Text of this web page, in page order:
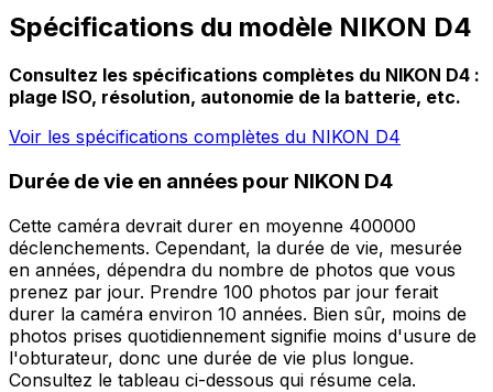
Spécifications du modèle NIKON D4
Consultez les spécifications complètes du NIKON D4 :
plage ISO, résolution, autonomie de la batterie, etc.
Voir les spécifications complètes du NIKON D4
Durée de vie en années pour NIKON D4
Cette caméra devrait durer en moyenne 400000
déclenchements. Cependant, la durée de vie, mesurée
en années, dépendra du nombre de photos que vous
prenez par jour. Prendre 100 photos par jour ferait
durer la caméra environ 10 années. Bien sûr, moins de
photos prises quotidiennement signifie moins d'usure de
l'obturateur, donc une durée de vie plus longue.
Consultez le tableau ci-dessous qui résume cela.